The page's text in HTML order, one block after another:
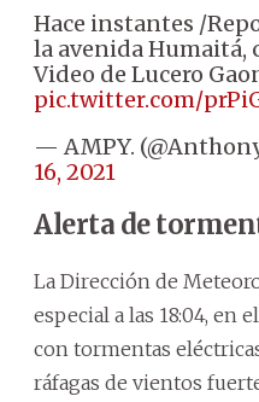
Hace instantes /
la avenida Humaitá,
Video de Lucero
pic.twitter.com/
— AMPY.
16, 2021
Alerta de
La Dirección de
especial a las 18:04, en
con tormentas
ráfagas de vientos